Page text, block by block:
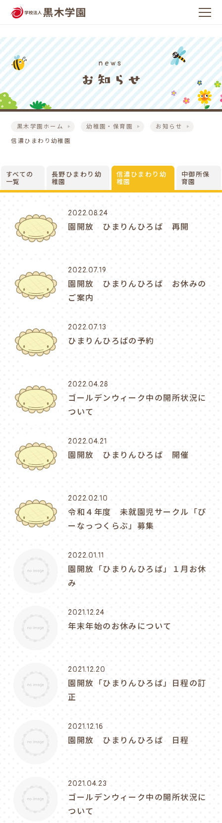
news
黒木学園ホーム 幼稚園・保育園
お知らせ
信濃ひまわり幼稚園
すべての
一覧
長野ひまわり幼
稚園
信濃ひまわり幼
稚園
中御所保
育園
2022.08.24
園開放 ひまりんひろば 再開
2022.07.19
園開放 ひまりんひろば お休みの
ご案内
2022.07.13
ひまりんひろばの予約
2022.04.28
ゴールデンウィーク中の開所状況に
ついて
2022.04.21
園開放 ひまりんひろば 開催
2022.02.10
令和４年度 未就園児サークル「ぴ
ーなっつくらぶ」募集
2022.01.11
園開放「ひまりんひろば」１月お休
み
2021.12.24
年末年始のお休みについて
2021.12.20
園開放「ひまりんひろば」日程の訂
正
2021.12.16
園開放 ひまりんひろば 日程
2021.04.23
ゴールデンウィーク中の開所状況に
ついて